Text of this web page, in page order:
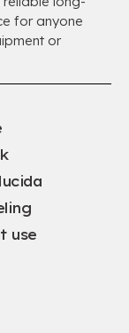
for anyone
or
use